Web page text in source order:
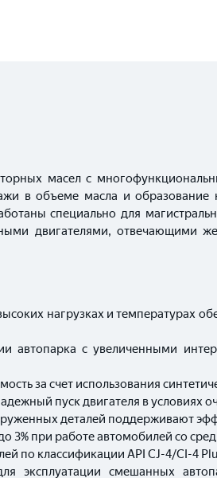
масел с
в объеме масла и
специально для
двигателями, отвечающими
нагрузках и температурах
автопарка с увеличенными
за счет использования
пуск двигателя в условиях
деталей поддерживают
3% при работе автомобилей со
по классификации API CJ-4/CI-4
эксплуатации смешанных